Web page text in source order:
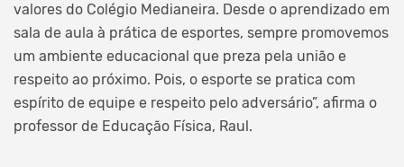
valores do Colégio Medianeira. Desde o aprendizado em
sala de aula à prática de esportes, sempre promovemos
um ambiente educacional que preza pela união e
respeito ao próximo. Pois, o esporte se pratica com
espírito de equipe e respeito pelo adversário”, afirma o
professor de Educação Física, Raul.